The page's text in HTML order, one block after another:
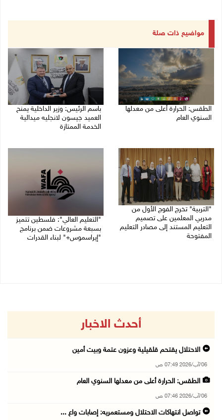
مواضيع ذات صلة
الطقس: الحرارة أعلى من معدلها
السنوي العام
باسم الرئيس: وزير الداخلية يمنح
العميد جيسون لانجليه ميدالية
الخدمة الممتازة
"التربية" تخرج الفوج الأول من
مدربي المعلمين على تصميم
التعليم المستند إلى مصادر التعليم
المفتوحة
"التعليم العالي": فلسطين تتميز
بسبعة مشروعات ضمن برنامج
"إيراسموس+" لبناء القدرات
أحدث الاخبار
الاحتلال يقتحم قلقيلية وعزون عتمة وبيت أمين
06/آب/2026 07:49 ص
الطقس: الحرارة أعلى من معدلها السنوي العام
06/آب/2026 07:46 ص
تواصل انتهاكات الاحتلال ومستعمريه: إصابات واع ...